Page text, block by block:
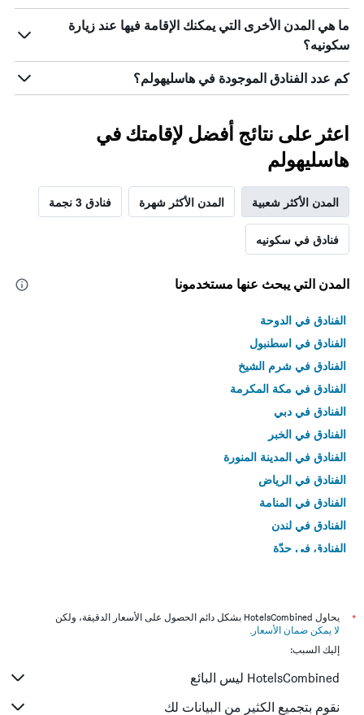
ما هي المدن الأخرى التي يمكنك الإقامة فيها عند زيارة
سكونيه؟
كم عدد الفنادق الموجودة في هاسليهولم؟
اعثر على نتائج أفضل لإقامتك في
هاسليهولم
المدن الأكثر شعبية المدن الأكثر شهرة فنادق 3 نجمة
فنادق في سكونيه
المدن التي يبحث عنها مستخدمونا
الفنادق في الدوحة
الفنادق في اسطنبول
الفنادق في شرم الشيخ
الفنادق في مكة المكرمة
الفنادق في دبي
الفنادق في الخبر
الفنادق في المدينة المنورة
الفنادق في الرياض
الفنادق في المنامة
الفنادق في لندن
الفنادق في جدّة
*
يحاول HotelsCombined بشكل دائم الحصول على الأسعار الدقيقة، ولكن
لا يمكن ضمان الأسعار .
إليك السبب:
HotelsCombined ليس البائع
نقوم بتجميع الكثير من البيانات لك